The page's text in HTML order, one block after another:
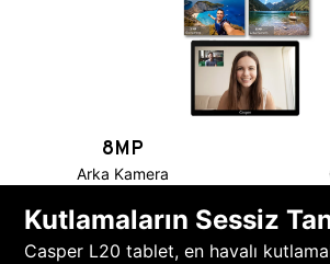
8MP
Arka Kamera
Kutlamaların Sessiz
Casper L20 tablet, en havalı